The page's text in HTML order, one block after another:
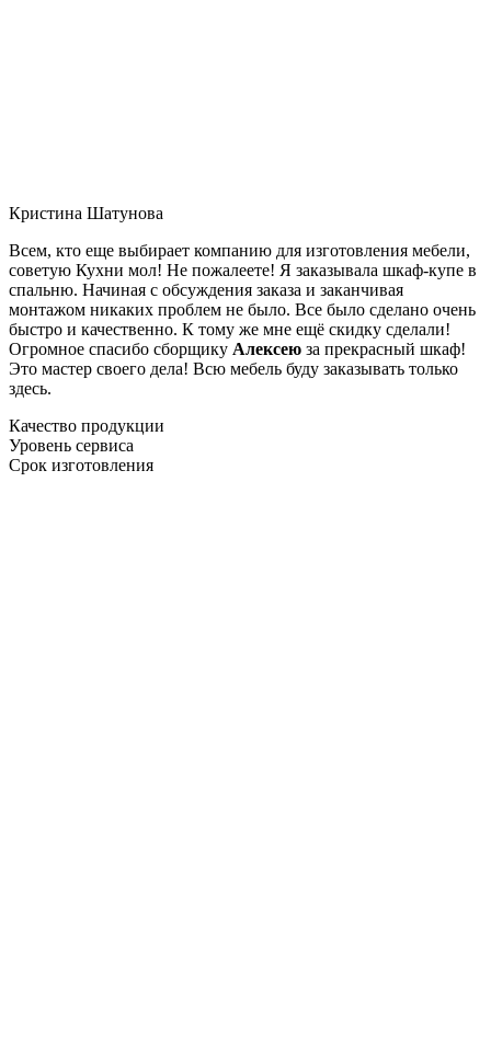
Кристина Шатунова
Всем, кто еще выбирает компанию для изготовления мебели,
советую Кухни мол! Не пожалеете! Я заказывала шкаф-купе в
спальню. Начиная с обсуждения заказа и заканчивая
монтажом никаких проблем не было. Все было сделано очень
быстро и качественно. К тому же мне ещё скидку сделали!
Огромное спасибо сборщику Алексею за прекрасный шкаф!
Это мастер своего дела! Всю мебель буду заказывать только
здесь.
Качество продукции
Уровень сервиса
Срок изготовления